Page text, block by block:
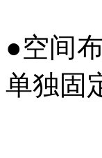
●空间
单独固